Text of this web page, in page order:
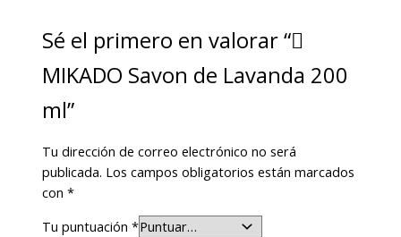
Sé el primero en valorar “
MIKADO Savon de Lavanda 200
ml”
Tu dirección de correo electrónico no será
publicada. Los campos obligatorios están marcados
con*
Tu puntuación*